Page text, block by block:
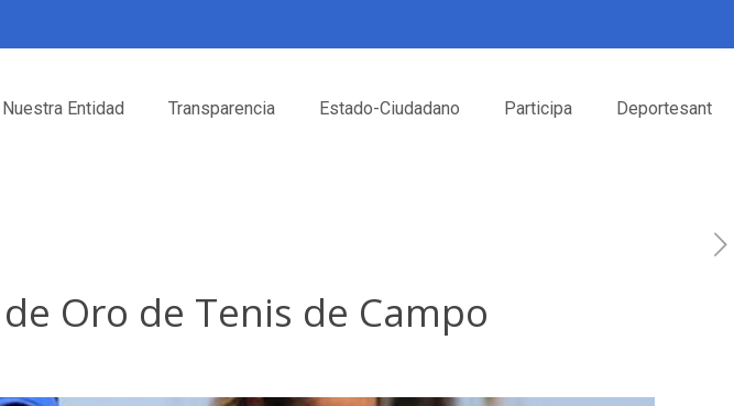
Nuestra Entidad Transparencia Estado-Ciudadano Participa Deportesant
Oro de Tenis de Campo